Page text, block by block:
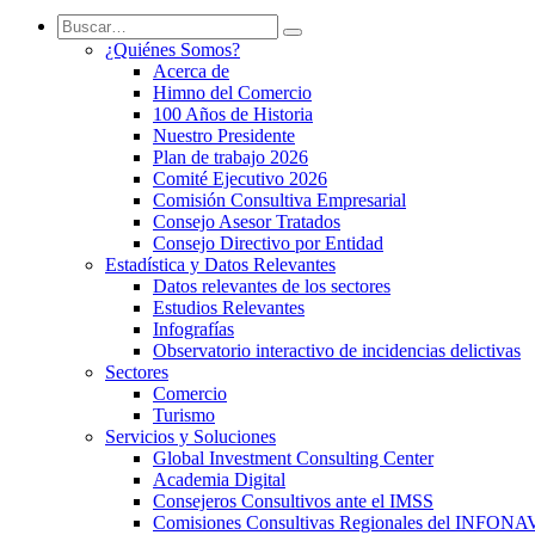
¿Quiénes Somos?
Acerca de
Himno del Comercio
100 Años de Historia
Nuestro Presidente
Plan de trabajo 2026
Comité Ejecutivo 2026
Comisión Consultiva Empresarial
Consejo Asesor Tratados
Consejo Directivo por Entidad
Estadística y Datos Relevantes
Datos relevantes de los sectores
Estudios Relevantes
Infografías
Observatorio interactivo de incidencias delictivas
Sectores
Comercio
Turismo
Servicios y Soluciones
Global Investment Consulting Center
Academia Digital
Consejeros Consultivos ante el IMSS
Comisiones Consultivas Regionales del